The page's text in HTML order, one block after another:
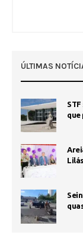
ÚLTIMAS
que
Lilás